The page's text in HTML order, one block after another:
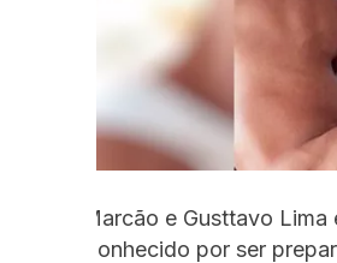
Marcão e Gusttavo
Conhecido por ser